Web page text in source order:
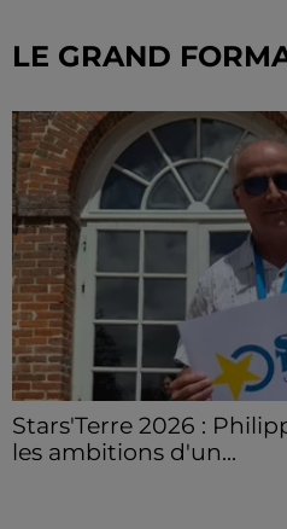
LE GRAND
Stars'Terre 2026 :
les ambitions d'un...